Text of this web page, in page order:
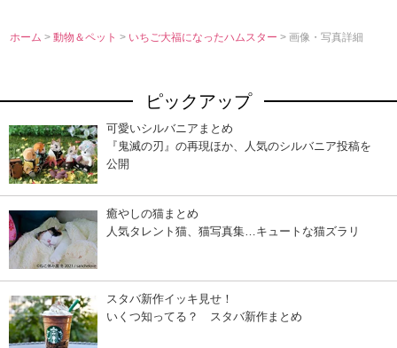
ホーム >動物＆ペット> いちご大福になったハムスター> 画像・写真詳細
ピックアップ
可愛いシルバニアまとめ
『鬼滅の刃』の再現ほか、人気のシルバニア投稿を
公開
癒やしの猫まとめ
人気タレント猫、猫写真集…キュートな猫ズラリ
スタバ新作イッキ見せ！
いくつ知ってる？ スタバ新作まとめ